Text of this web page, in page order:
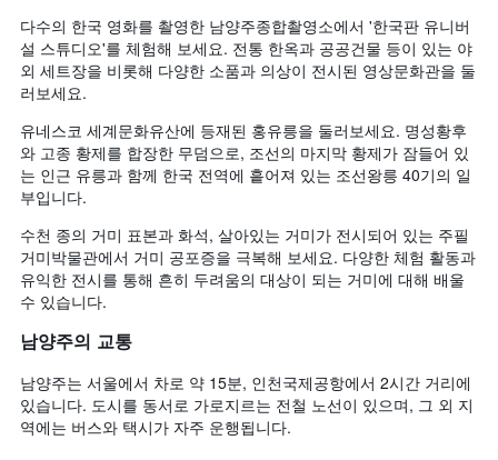
다수의 한국 영화를 촬영한 남양주종합촬영소에서 '한국판 유니버
설 스튜디오'를 체험해 보세요. 전통 한옥과 공공건물 등이 있는 야
외 세트장을 비롯해 다양한 소품과 의상이 전시된 영상문화관을 둘
러보세요.
유네스코 세계문화유산에 등재된 홍유릉을 둘러보세요. 명성황후
와 고종 황제를 합장한 무덤으로, 조선의 마지막 황제가 잠들어 있
는 인근 유릉과 함께 한국 전역에 흩어져 있는 조선왕릉 40기의 일
부입니다.
수천 종의 거미 표본과 화석, 살아있는 거미가 전시되어 있는 주필
거미박물관에서 거미 공포증을 극복해 보세요. 다양한 체험 활동과
유익한 전시를 통해 흔히 두려움의 대상이 되는 거미에 대해 배울
수 있습니다.
남양주의 교통
남양주는 서울에서 차로 약 15분, 인천국제공항에서 2시간 거리에
있습니다. 도시를 동서로 가로지르는 전철 노선이 있으며, 그 외 지
역에는 버스와 택시가 자주 운행됩니다.